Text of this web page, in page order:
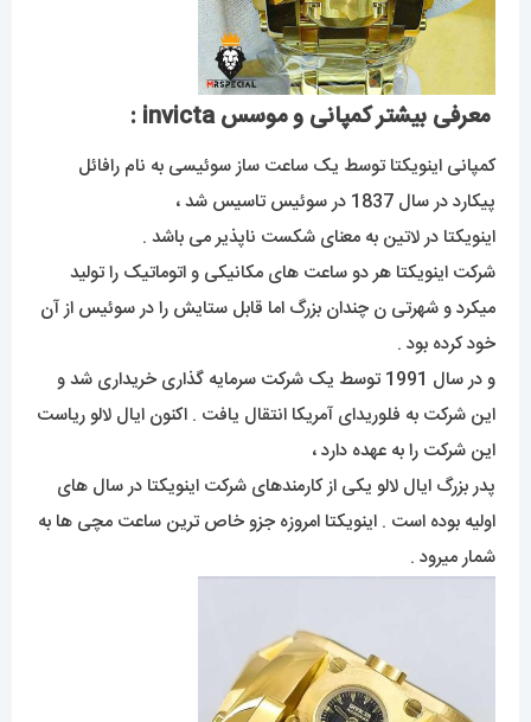
معرفی بیشتر کمپانی و موسس invicta :
کمپانی اینویکتا توسط یک ساعت ساز سوئیسی به نام رافائل
پیکارد در سال 1837 در سوئیس تاسیس شد ،
اینویکتا در لاتین به معنای شکست ناپذیر می باشد .
شرکت اینویکتا هر دو ساعت های مکانیکی و اتوماتیک را تولید
میکرد و شهرتی ن چندان بزرگ اما قابل ستایش را در سوئیس از آن
خود کرده بود .
و در سال 1991 توسط یک شرکت سرمایه گذاری خریداری شد و
این شرکت به فلوریدای آمریکا انتقال یافت . اکنون ایال لالو ریاست
این شرکت را به عهده دارد ،
پدر بزرگ ایال لالو یکی از کارمندهای شرکت اینویکتا در سال های
اولیه بوده است . اینویکتا امروزه جزو خاص ترین ساعت مچی ها به
شمار میرود .